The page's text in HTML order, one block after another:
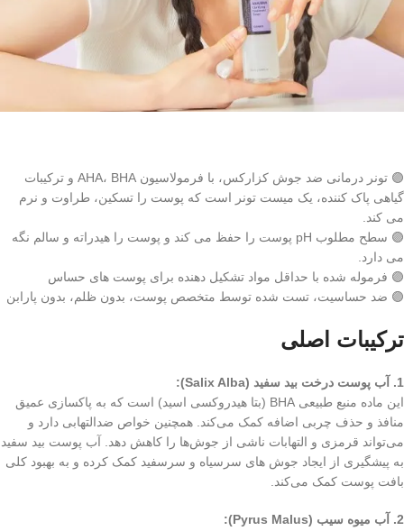
🟣 تونر درمانی ضد جوش کزارکس، با فرمولاسیون AHA، BHA و ترکیبات
گیاهی پاک کننده، یک میست تونر است که پوست را تسکین، طراوت و نرم
می کند.
🟣 سطح مطلوب pH پوست را حفظ می کند و پوست را هیدراته و سالم نگه
می دارد.
🟣 فرموله شده با حداقل مواد تشکیل دهنده برای پوست های حساس
🟣 ضد حساسیت، تست شده توسط متخصص پوست، بدون ظلم، بدون پارابن
ترکیبات اصلی
1. آب پوست درخت بید سفید (Salix Alba):
این ماده منبع طبیعی BHA (بتا هیدروکسی اسید) است که به پاکسازی عمیق
منافذ و حذف چربی اضافه کمک می‌کند. همچنین خواص ضدالتهابی دارد و
می‌تواند قرمزی و التهابات ناشی از جوش‌ها را کاهش دهد. آب پوست بید سفید
به پیشگیری از ایجاد جوش‌ های سرسیاه و سرسفید کمک کرده و به بهبود کلی
بافت پوست کمک می‌کند.
2. آب میوه سیب (Pyrus Malus):